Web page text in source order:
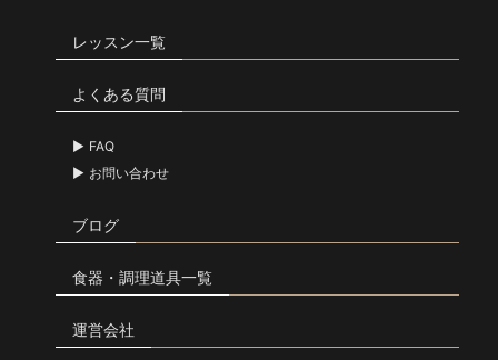
レッスン一覧
よくある質問
FAQ
お問い合わせ
ブログ
食器・調理道具一覧
運営会社